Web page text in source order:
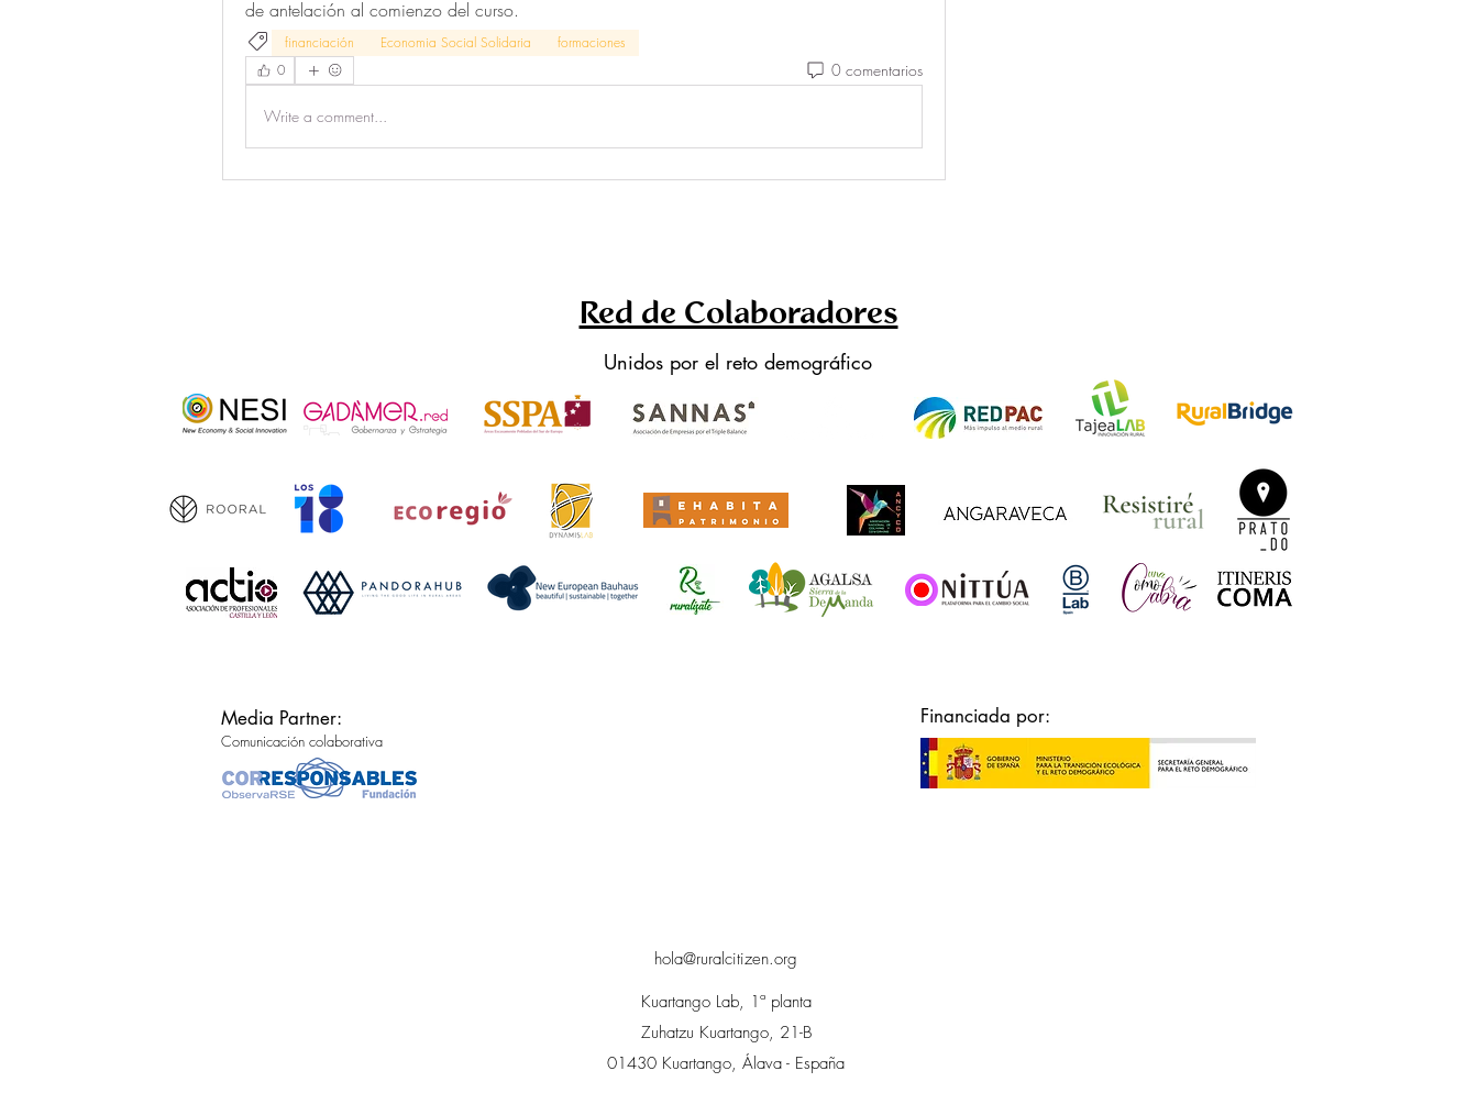
de antelación al comienzo del curso.
financiación Economia Social Solidaria
formaciones
0
0 comentarios
Write a comment...
Red de Colaboradores
Unidos por el reto demográfico
Media Partner:
Comunicación colaborativa
Financiada por:
hola@ruralcitizen.org
Kuartango Lab, 1ª planta
Zuhatzu Kuartango, 21-B
01430 Kuartango, Álava - España